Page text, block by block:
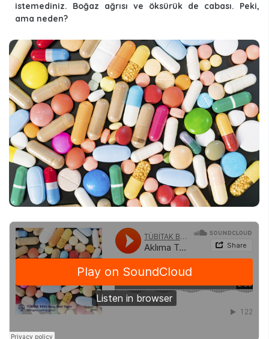
istemediniz. Boğaz ağrısı ve öksürük de cabası. Peki,
ama neden?